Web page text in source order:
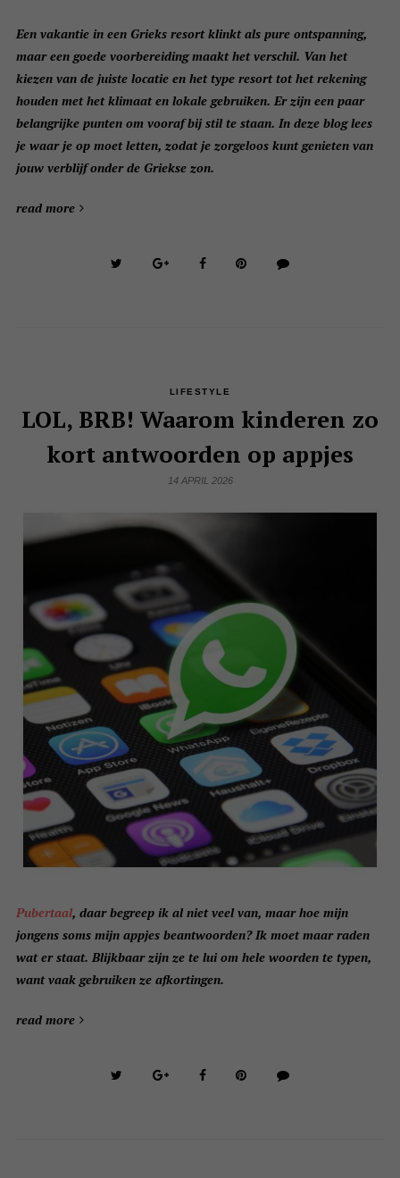
Een vakantie in een Grieks resort klinkt als pure ontspanning,
maar een goede voorbereiding maakt het verschil. Van het
kiezen van de juiste locatie en het type resort tot het rekening
houden met het klimaat en lokale gebruiken. Er zijn een paar
belangrijke punten om vooraf bij stil te staan. In deze blog lees
je waar je op moet letten, zodat je zorgeloos kunt genieten van
jouw verblijf onder de Griekse zon.
read more
LIFESTYLE
LOL, BRB! Waarom kinderen zo
kort antwoorden op appjes
14 APRIL 2026
Pubertaal, daar begreep ik al niet veel van, maar hoe mijn
jongens soms mijn appjes beantwoorden? Ik moet maar raden
wat er staat. Blijkbaar zijn ze te lui om hele woorden te typen,
want vaak gebruiken ze afkortingen.
read more